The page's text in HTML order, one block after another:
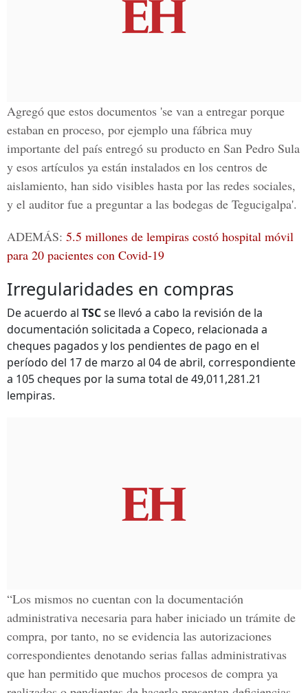
Agregó que estos documentos 'se van a entregar porque
estaban en proceso, por ejemplo una fábrica muy
importante del país entregó su producto en San Pedro Sula
y esos artículos ya están instalados en los centros de
aislamiento, han sido visibles hasta por las redes sociales,
y el auditor fue a preguntar a las bodegas de Tegucigalpa'.
ADEMÁS: 5.5 millones de lempiras costó hospital móvil
para 20 pacientes con Covid-19
Irregularidades en compras
De acuerdo al TSCse llevó a cabo la revisión de la
documentación solicitada a Copeco, relacionada a
cheques pagados y los pendientes de pago en el
período del 17 de marzo al 04 de abril, correspondiente
a 105 cheques por la suma total de 49,011,281.21
lempiras.
“Los mismos no cuentan con la documentación
administrativa necesaria para haber iniciado un trámite de
compra, por tanto, no se evidencia las autorizaciones
correspondientes denotando serias fallas administrativas
que han permitido que muchos procesos de compra ya